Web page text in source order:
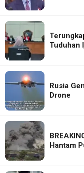
Tuduhan
Rusia
Drone
Hantam